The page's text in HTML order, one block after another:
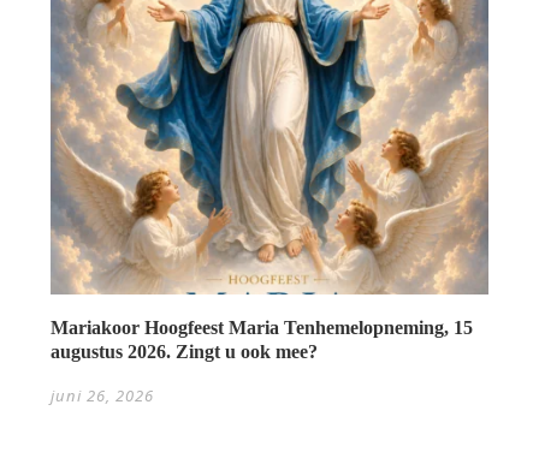
Mariakoor Hoogfeest Maria Tenhemelopneming, 15
augustus 2026. Zingt u ook mee?
juni 26, 2026